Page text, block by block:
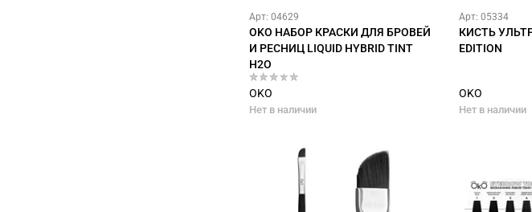
Арт: 04629
OKO НАБОР КРАСКИ ДЛЯ БРОВЕЙ
И РЕСНИЦ LIQUID HYBRID TINT
H2O
OKO
Нет в наличии
Арт: 05334
КИСТЬ
EDITION
OKO
Нет в наличии